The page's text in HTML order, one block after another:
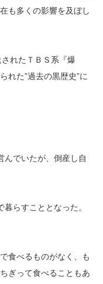
も多くの影響を及ぼし
れたＴＢＳ系『爆
れた”過去の黒歴史”に
んでいたが、倒産し自
らすこととなった。
食べるものがなく、も
ぎって食べることもあ